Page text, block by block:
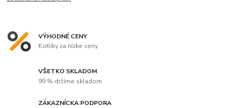
VÝHODNÉ CENY
Kotlíky za nízke ceny
VŠETKO SKLADOM
99 % držíme skladom
ZÁKAZNÍCKA PODPORA